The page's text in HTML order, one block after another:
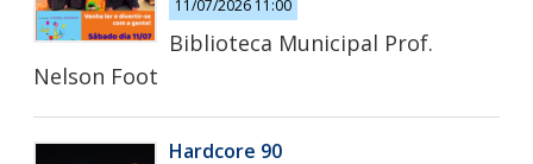
11/07/2026 11:00
Biblioteca Municipal Prof.
Nelson Foot
Hardcore 90